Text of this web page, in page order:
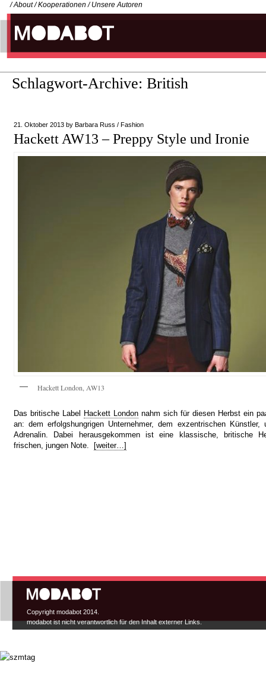
/ About / Kooperationen / Unsere Autoren
Schlagwort-Archive: British
21. Oktober 2013 by Barbara Russ / Fashion
Hackett AW13 – Preppy Style und Ironie
Hackett London, AW13
Das britische Label Hackett London nahm sich für diesen Herbst ein
an: dem erfolgshungrigen Unternehmer, dem exzentrischen Künstler,
Adrenalin. Dabei herausgekommen ist eine klassische, britische
frischen, jungen Note.
[weiter…]
Hauptmenü
Copyright modabot 2014.
modabot ist nicht verantwortlich für den Inhalt externer Links.